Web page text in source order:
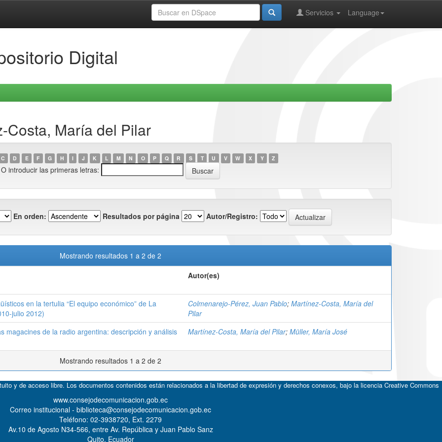
Language
Servicios
Digital
Costa, María del Pilar
C D E F G H I J K L M N O P Q R S T U V W X Y Z
O introducir las primeras letras:
En orden: Resultados por página Autor/Registro:
Mostrando resultados 1 a 2 de 2
Autor(es)
en la tertulia “El equipo económico” de La
julio 2012)
Colmenarejo-Pérez, Juan Pablo; Martínez-Costa, María del
Pilar
magacines de la radio argentina: descripción y análisis
Martínez-Costa, María del Pilar; Müller, María José
Mostrando resultados 1 a 2 de 2
y de acceso libre. Los documentos contenidos están relacionados a la libertad de expresión y derechos conexos, bajo la licencia Creative Commons
www.consejodecomunicacion.gob.ec
Correo institucional - biblioteca@consejodecomunicacion.gob.ec
Teléfono: 02-3938720, Ext. 2279
Av.10 de Agosto N34-566, entre Av. República y Juan Pablo Sanz
Quito, Ecuador